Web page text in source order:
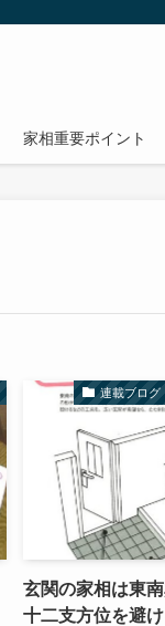
家相重要ポイント
連載ブログ
玄関の家相は東
十二支方位を避